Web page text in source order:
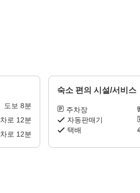
도보 8분
차로 12분
차로 12분
숙소 편의 시설/서비스
주차장
자동판매기
택배